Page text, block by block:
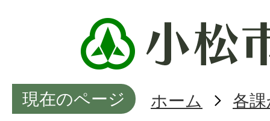
現在のページ ホーム
各